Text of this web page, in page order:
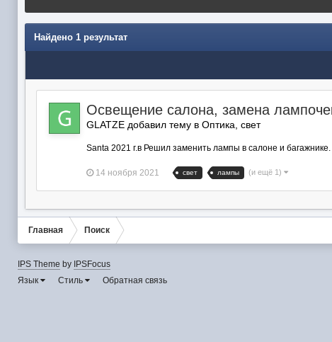
Найдено 1 результат
Освещение салона, замена
GLATZE добавил тему в Оптика, свет
Santa 2021 г.в Решил заменить лампы в салоне и
14 ноября 2021 свет лампы (и ещё 1)
Главная Поиск
IPS Theme by IPSFocus
Язык
Стиль Обратная связь